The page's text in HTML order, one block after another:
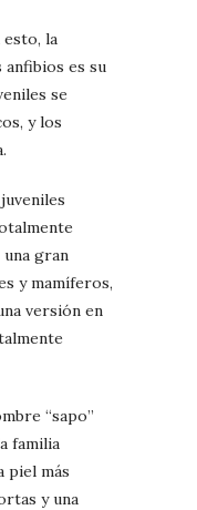
esto, la
es su
se
y los
gran
y mamíferos,
versión en
“sapo”
familia
piel más
y una